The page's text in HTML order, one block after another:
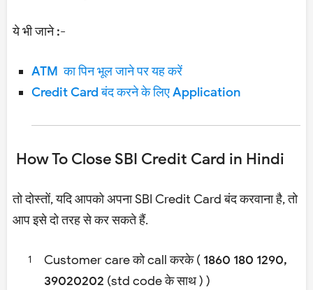
ये भी जाने :-
ATM का पिन भूल जाने पर यह करें
Credit Card बंद करने के लिए Application
How To Close SBI Credit Card in Hindi
तो दोस्तों, यदि आपको अपना SBI Credit Card बंद करवाना है, तो
आप इसे दो तरह से कर सकते हैं.
Customer care को call करके ( 1860 180 1290,
39020202 (std code के साथ ) )